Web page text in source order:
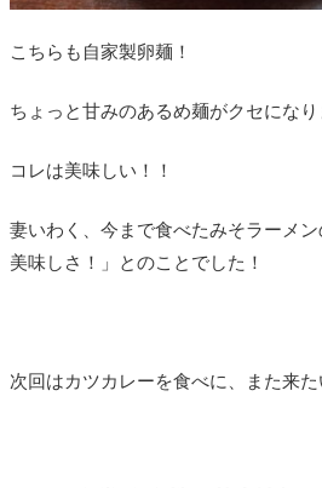
こちらも自家製卵麺！
ちょっと甘みのあるめ麺がクセになり
コレは美味しい！！
妻いわく、今まで食べたみそラーメ
美味しさ！」とのことでした！
次回はカツカレーを食べに、また来